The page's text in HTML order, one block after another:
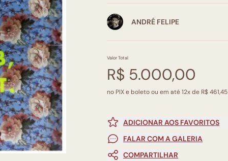
ANDRÉ FELIPE
Valor Total
R$ 5.000,00
no PIX e boleto ou em até 12x de R$ 461,45
ADICIONAR AOS FAVORITOS
FALAR COM A GALERIA
COMPARTILHAR